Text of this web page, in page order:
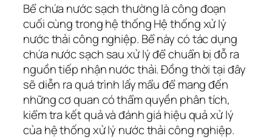
Bể chứa nước sạch thường là công đoạn
cuối cùng trong hệ thống Hệ thống xử lý
nước thải công nghiệp. Bể này có tác dụng
chứa nước sạch sau xử lý để chuẩn bị đỗ ra
nguồn tiếp nhận nước thải. Đồng thời tại đây
sẽ diễn ra quá trình lấy mẩu để mang đến
những cơ quan có thẩm quyền phân tích,
kiểm tra kết quả và đánh giá hiệu quả xử lý
của hệ thống xử lý nước thải công nghiệp.